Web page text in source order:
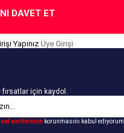
DAVET ET
YapınızÜye Girişi
için kaydol.
verilerimin korunmasını kabul ediyorum.